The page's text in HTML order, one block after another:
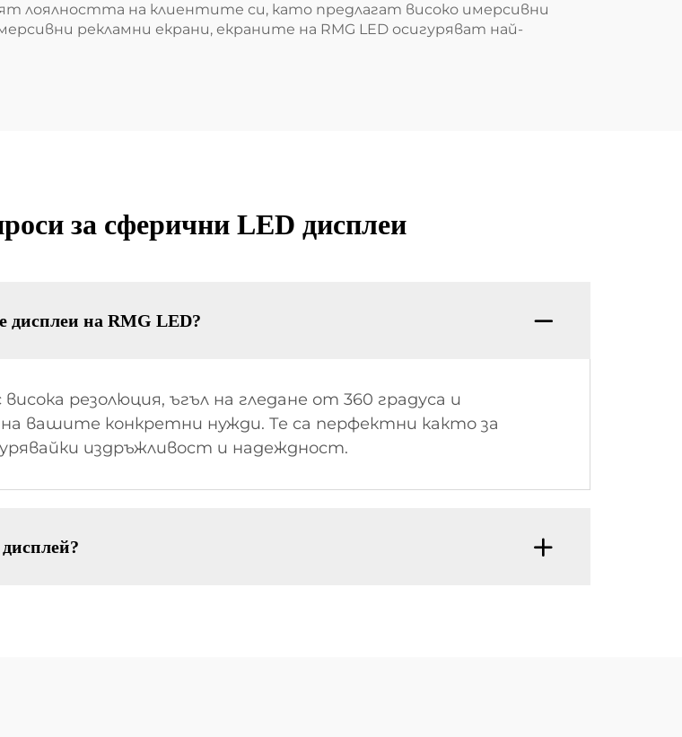
лоялността на клиентите си, като предлагат високо имерсивни
рекламни екрани, екраните на RMG LED осигуряват най-
за сферични LED дисплеи
дисплеи на RMG LED?
резолюция, ъгъл на гледане от 360 градуса и
вашите конкретни нужди. Те са перфектни както за
издръжливост и надеждност.